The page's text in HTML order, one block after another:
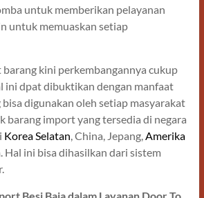
untuk memberikan pelayanan
untuk memuaskan setiap
kini perkembangannya cukup
ini dpat dibuktikan dengan manfaat
digunakan oleh setiap masyarakat
barang import yang tersedia di negara
Korea Selatan, China, Jepang,Amerika
Hal ini bisa dihasilkan dari sistem